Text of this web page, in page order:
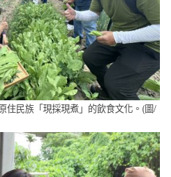
住民族「現採現煮」的飲食文化。(圖/